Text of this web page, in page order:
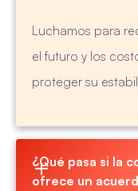
Luchamos para
el futuro y los
proteger su
¿Qué pasa si la
ofrece un